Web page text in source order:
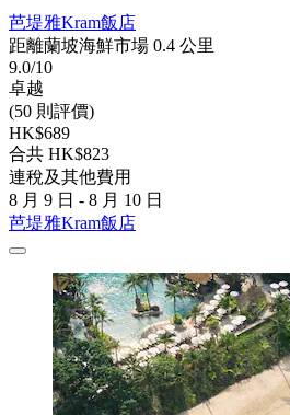
芭堤雅Kram飯店
距離蘭坡海鮮市場 0.4 公里
9.0/10
卓越
(50 則評價)
HK$689
合共 HK$823
連稅及其他費用
8 月 9 日 - 8 月 10 日
芭堤雅Kram飯店